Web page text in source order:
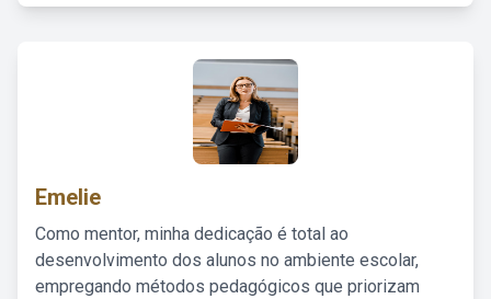
Emelie
Como mentor, minha dedicação é total ao
desenvolvimento dos alunos no ambiente escolar,
empregando métodos pedagógicos que priorizam